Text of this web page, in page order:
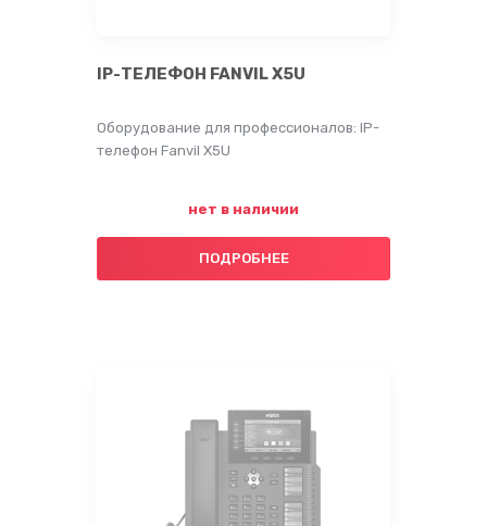
IP-ТЕЛЕФОН FANVIL X5U
нет в наличии
Оборудование для профессионалов: IP-
телефон Fanvil X5U
ПОДРОБНЕЕ